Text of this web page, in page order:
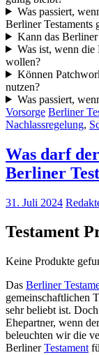
Was passiert,
Berliner Testaments
Kann das
Was ist, wenn
wollen?
Können
nutzen?
Was passiert,
Vorsorge Berliner
Nachlassregelung,
Was darf
Berliner
31. Juli 2024
Testament
Keine Produkte
Das Berliner
gemeinschaftlichen
sehr beliebt ist.
Ehepartner, wenn
beleuchten wir die
BerlinerTestament